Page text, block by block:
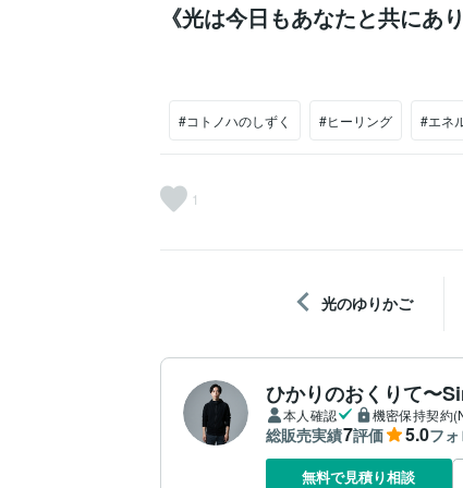
《光は今日もあなたと共にあ
#コトノハのしずく #ヒーリング #エネ
1
光のゆりかご
ひかりのおくりて〜
本人確認 機密保持契約
総販売実績7評価 5.0フ
無料で見積り相談